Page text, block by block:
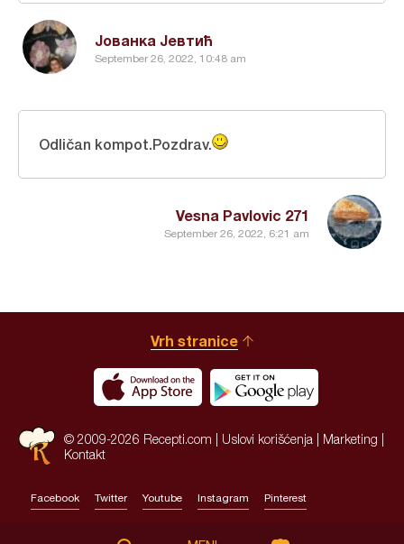
Јованка Јевтић
September 26, 2022, 10:48 am
Vesna Pavlovic 271
September 26, 2022, 6:21 am
Odličan kompot.Pozdrav.
Vrh stranice
© 2009-2026 Recepti.com | Uslovi korišćenja Marketing
Kontakt
Facebook Twitter Youtube Instagram Pinterest